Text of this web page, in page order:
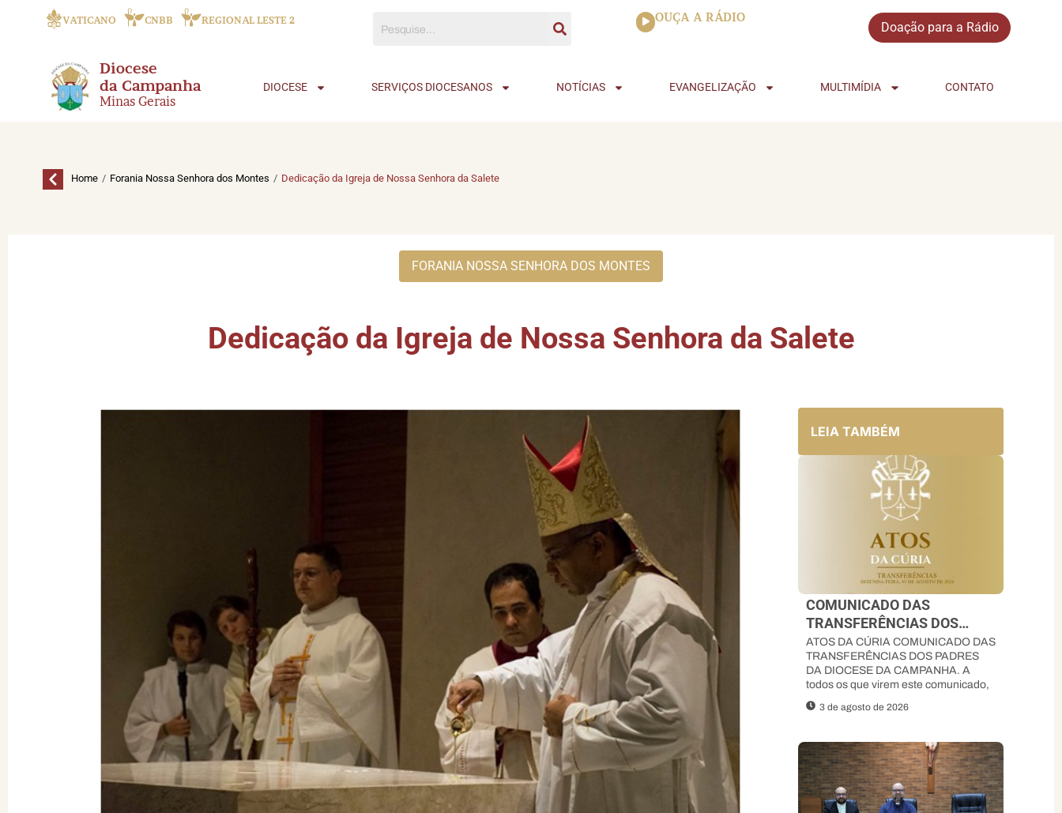
VATICANO CNBB REGIONAL LESTE 2
Tocador
de
OUÇA A RÁDIO
Doação para a Rádio
Diocese
da Campanha
Minas Gerais
DIOCESE SERVIÇOS DIOCESANOS NOTÍCIAS EVANGELIZAÇÃO MULTIMÍDIA CONTATO
Home / Forania Nossa Senhora dos Montes / Dedicação da Igreja de Nossa Senhora da Salete
FORANIA NOSSA SENHORA DOS MONTES
Dedicação da Igreja de Nossa Senhora da Salete
LEIA TAMBÉM
COMUNICADO DAS
TRANSFERÊNCIAS DOS
PADRES DA DIOCESE DA
CAMPANHA
ATOS DA CÚRIA COMUNICADO DAS
TRANSFERÊNCIAS DOS PADRES
DA DIOCESE DA CAMPANHA. A
todos os que virem este comunicado,
3 de agosto de 2026